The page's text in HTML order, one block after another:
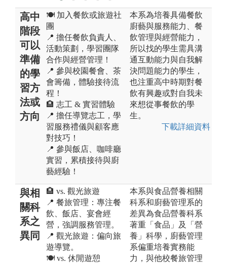
高中
階段
可以
準備
的學
習方
法或
方向
🍽️ 加入餐飲或旅遊社
團
📍 擔任餐飲負責人、
活動策劃，學習團隊
合作與經營管理！
📍 參與校園餐會、茶
會籌備，體驗接待流
程！
🏨 志工 & 實習體驗
📍 擔任導覽志工，學
習服務禮儀與顧客應
對技巧！
📍 參與飯店、咖啡廳
實習，累積接待與廚
藝經驗！
本系為培養具備餐飲
廚藝與服務能力、餐
飲管理與經營能力，
所以找的學生需具溝
通互動能力與自我解
決問題能力的學生，
也注重高中時期對餐
飲有興趣或對自我未
來想從事餐飲的學
生。
下載詳細資料
與相
關科
系之
異同
🏨 vs. 觀光旅遊
📍 餐旅管理：專注餐
飲、飯店、宴會經
營，強調服務管理。
📍 觀光旅遊：偏向旅
遊導覽。
🍽️ vs. 休閒遊憩
本系與食品營養相關
科系和廚藝管理系的
差異為食品營養科系
著重「食品」及「營
養」科學，廚藝管理
系偏重培養實務能
力，與他校餐旅管理